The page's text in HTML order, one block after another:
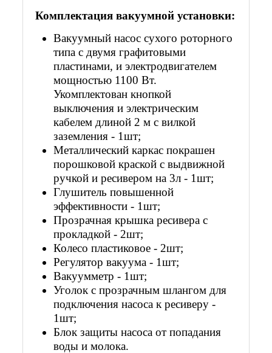
Комплектация вакуумной установки:
Вакуумный насос сухого роторного
типа с двумя графитовыми
пластинами, и электродвигателем
мощностью 1100 Вт.
Укомплектован кнопкой
выключения и электрическим
кабелем длиной 2 м с вилкой
заземления - 1шт;
Металлический каркас покрашен
порошковой краской c выдвижной
ручкой и ресивером на 3л - 1шт;
Глушитель повышенной
эффективности - 1шт;
Прозрачная крышка ресивера с
прокладкой - 2шт;
Колесо пластиковое - 2шт;
Регулятор вакуума - 1шт;
Вакуумметр - 1шт;
Уголок с прозрачным шлангом для
подключения насоса к ресиверу -
1шт;
Блок защиты насоса от попадания
воды и молока.